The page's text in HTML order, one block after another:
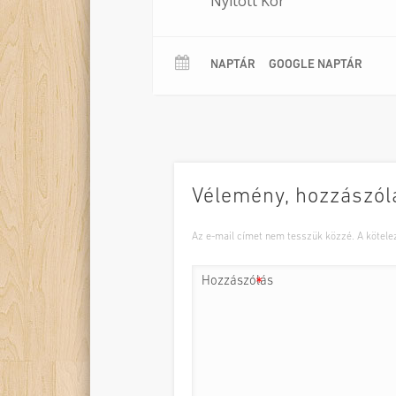
NAPTÁR GOOGLE NAPTÁR
Vélemény,
Az e-mail címet nem tesszük közzé. A
Hozzászólás
*